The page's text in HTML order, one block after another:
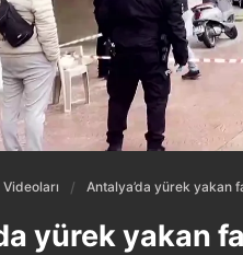
Antalya’da yürek yakan
yürek yakan